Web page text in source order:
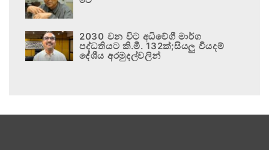
2030 වන විට අධිවේගී මාර්ග
පද්ධතියට කි.මී. 132ක්;සියලු වියදම්
දේශීය අරමුදල්වලින්